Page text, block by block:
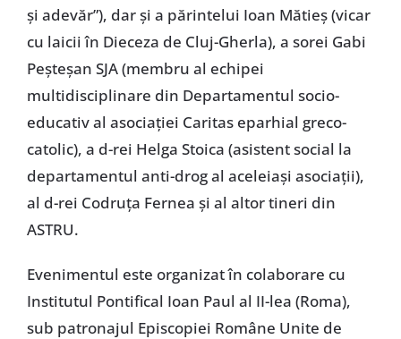
şi adevăr”), dar şi a părintelui Ioan Mătieş (vicar
cu laicii în Dieceza de Cluj-Gherla), a sorei Gabi
Peşteşan SJA (membru al echipei
multidisciplinare din Departamentul socio-
educativ al asociaţiei Caritas eparhial greco-
catolic), a d-rei Helga Stoica (asistent social la
departamentul anti-drog al aceleiaşi asociaţii),
al d-rei Codruţa Fernea şi al altor tineri din
ASTRU.
Evenimentul este organizat în colaborare cu
Institutul Pontifical Ioan Paul al II-lea (Roma),
sub patronajul Episcopiei Române Unite de